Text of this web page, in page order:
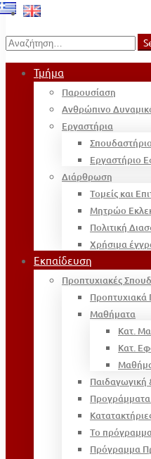
Search
for:
Τμήμα
Παρουσίαση
Ανθρώπινο
Εργαστήρια
Εργαστήριο
Διάρθρωση
Τομείς και
Μητρώο
Πολιτική
Χρήσιμα
Εκπαίδευση
Προπτυχιακές
Μαθήματα
Κατ.
Κατ.
Παιδαγωγική
Το
Πρόγραμμα